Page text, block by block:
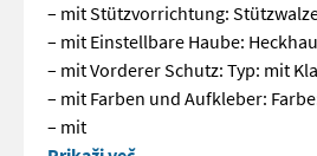
– mit Stützvorrichtung:
– mit Einstellbare Haube:
– mit Vorderer Schutz: Typ: mit
– mit Farben und Aufkleber:
– mit